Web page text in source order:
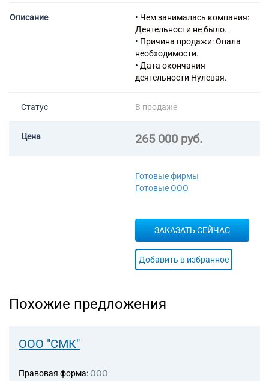
для сельскохозяйственных
животных
46.31 Торговля оптовая
фруктами и овощами
46.51 Торговля оптовая
компьютерами,
и программным обеспечением
машинами, оборудованием и
инструментами для сельского
46.62 Торговля оптовая
станками
46.69 Торговля оптовая
оборудованием
58.29 Издание прочих
программных продуктов
62.01 Разработка
компьютерного программного
управлению компьютерным
Описание
• Чем занималась компания:
Деятельности не было.
• Причина продажи: Опала
необходимости.
• Дата окончания
деятельности Нулевая.
Статус В продаже
Цена 265 000 руб.
Готовые фирмы
Готовые ООО
ЗАКАЗАТЬ СЕЙЧАС
Добавить в избранное
Похожие предложения
ООО "СМК"
Правовая форма: ООО